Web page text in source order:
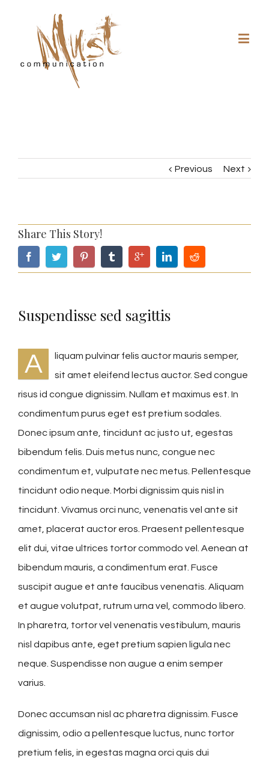
Previous Next
Share This Story!
Suspendisse sed sagittis
A
liquam pulvinar felis auctor mauris semper,
sit amet eleifend lectus auctor. Sed congue
risus id congue dignissim. Nullam et maximus est. In
condimentum purus eget est pretium sodales.
Donec ipsum ante, tincidunt ac justo ut, egestas
bibendum felis. Duis metus nunc, congue nec
condimentum et, vulputate nec metus. Pellentesque
tincidunt odio neque. Morbi dignissim quis nisl in
tincidunt. Vivamus orci nunc, venenatis vel ante sit
amet, placerat auctor eros. Praesent pellentesque
elit dui, vitae ultrices tortor commodo vel. Aenean at
bibendum mauris, a condimentum erat. Fusce
suscipit augue et ante faucibus venenatis. Aliquam
et augue volutpat, rutrum urna vel, commodo libero.
In pharetra, tortor vel venenatis vestibulum, mauris
nisl dapibus ante, eget pretium sapien ligula nec
neque. Suspendisse non augue a enim semper
varius.
Donec accumsan nisl ac pharetra dignissim. Fusce
dignissim, odio a pellentesque luctus, nunc tortor
pretium felis, in egestas magna orci quis dui